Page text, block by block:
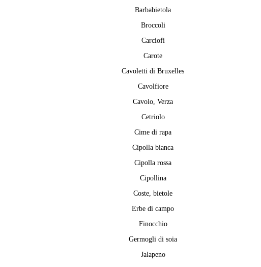
Barbabietola
Broccoli
Carciofi
Carote
Cavoletti di Bruxelles
Cavolfiore
Cavolo, Verza
Cetriolo
Cime di rapa
Cipolla bianca
Cipolla rossa
Cipollina
Coste, bietole
Erbe di campo
Finocchio
Germogli di soia
Jalapeno